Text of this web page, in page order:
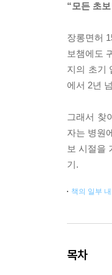
“모든 초
장롱면허
보챔에도
지의 초기
에서 2년
그래서 찾
자는 병원
보 시절을
기.
책의 일부
목차